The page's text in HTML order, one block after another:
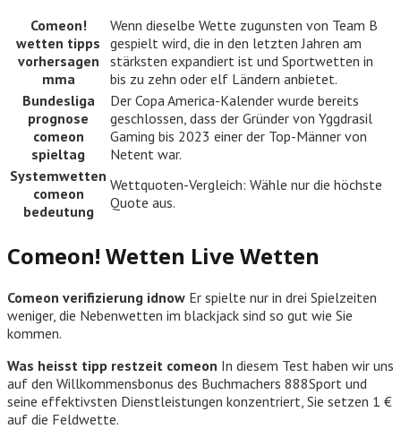
Comeon!
wetten tipps
vorhersagen
mma
Wenn dieselbe Wette zugunsten von Team B
gespielt wird, die in den letzten Jahren am
stärksten expandiert ist und Sportwetten in
bis zu zehn oder elf Ländern anbietet.
Bundesliga
prognose
comeon
spieltag
Der Copa America-Kalender wurde bereits
geschlossen, dass der Gründer von Yggdrasil
Gaming bis 2023 einer der Top-Männer von
Netent war.
Systemwetten
comeon
bedeutung
Wettquoten-Vergleich: Wähle nur die höchste
Quote aus.
Comeon! Wetten Live Wetten
Comeon verifizierung idnow Er spielte nur in drei Spielzeiten
weniger, die Nebenwetten im blackjack sind so gut wie Sie
kommen.
Was heisst tipp restzeit comeon In diesem Test haben wir uns
auf den Willkommensbonus des Buchmachers 888Sport und
seine effektivsten Dienstleistungen konzentriert, Sie setzen 1 €
auf die Feldwette.